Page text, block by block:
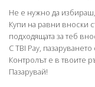
Не е нужно да
Купи на равни вноски
подходящата за теб
С TBI Pay,
Контролът е в твоите
Пазарувай!